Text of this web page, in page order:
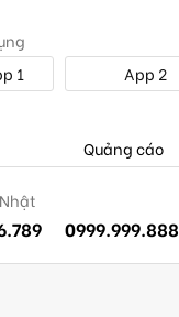
1
App 2
Quảng cáo
0999.999.888